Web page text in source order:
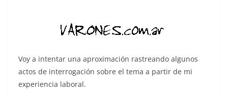
Voy a intentar una aproximación rastreando algunos
actos de interrogación sobre el tema a partir de mi
experiencia laboral.